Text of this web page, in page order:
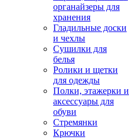
органайзеры для
хранения
Гладильные доски
и чехлы
Сушилки для
белья
Ролики и щетки
для одежды
Полки, этажерки и
аксессуары для
обуви
Стремянки
Крючки